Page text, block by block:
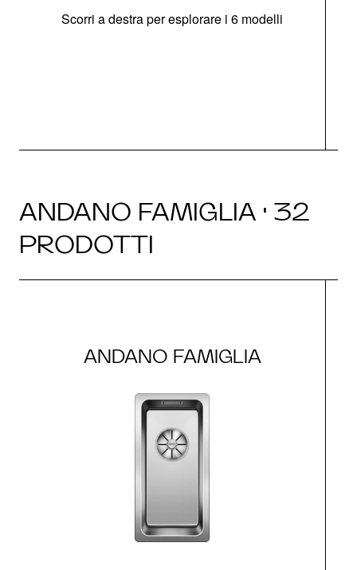
Scorri a destra per esplorare i 6 modelli
ANDANO FAMIGLIA · 32
PRODOTTI
ANDANO FAMIGLIA